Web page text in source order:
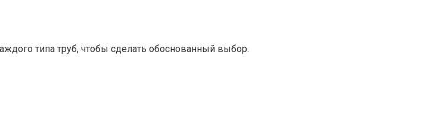
типа труб, чтобы сделать обоснованный выбор.